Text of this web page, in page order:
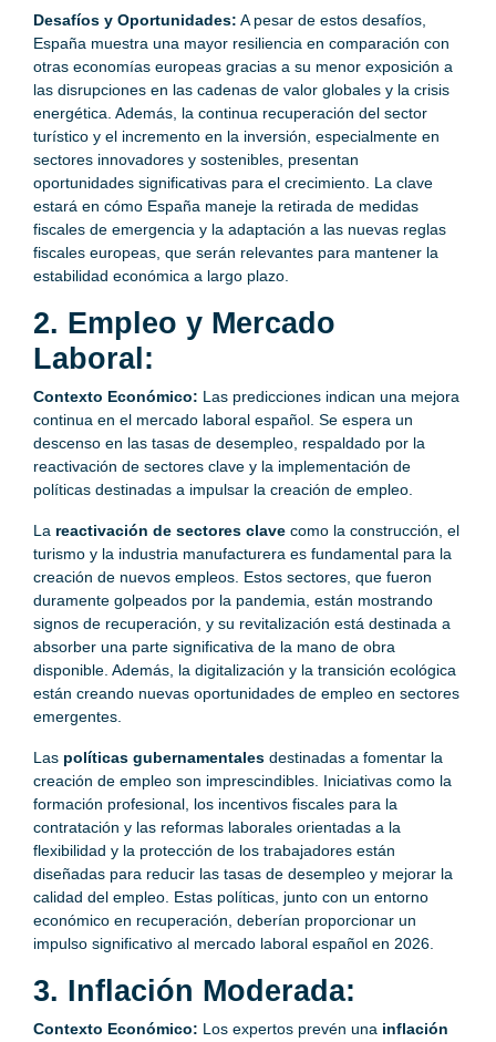
Desafíos y Oportunidades: A pesar de estos desafíos,
España muestra una mayor resiliencia en comparación con
otras economías europeas gracias a su menor exposición a
las disrupciones en las cadenas de valor globales y la crisis
energética. Además, la continua recuperación del sector
turístico y el incremento en la inversión, especialmente en
sectores innovadores y sostenibles, presentan
oportunidades significativas para el crecimiento. La clave
estará en cómo España maneje la retirada de medidas
fiscales de emergencia y la adaptación a las nuevas reglas
fiscales europeas, que serán relevantes para mantener la
estabilidad económica a largo plazo.
2. Empleo y Mercado
Laboral:
Contexto Económico: Las predicciones indican una mejora
continua en el mercado laboral español. Se espera un
descenso en las tasas de desempleo, respaldado por la
reactivación de sectores clave y la implementación de
políticas destinadas a impulsar la creación de empleo.
La reactivación de sectores clave como la construcción, el
turismo y la industria manufacturera es fundamental para la
creación de nuevos empleos. Estos sectores, que fueron
duramente golpeados por la pandemia, están mostrando
signos de recuperación, y su revitalización está destinada a
absorber una parte significativa de la mano de obra
disponible. Además, la digitalización y la transición ecológica
están creando nuevas oportunidades de empleo en sectores
emergentes.
Las políticas gubernamentales destinadas a fomentar la
creación de empleo son imprescindibles. Iniciativas como la
formación profesional, los incentivos fiscales para la
contratación y las reformas laborales orientadas a la
flexibilidad y la protección de los trabajadores están
diseñadas para reducir las tasas de desempleo y mejorar la
calidad del empleo. Estas políticas, junto con un entorno
económico en recuperación, deberían proporcionar un
impulso significativo al mercado laboral español en 2026.
3. Inflación Moderada:
Contexto Económico: Los expertos prevén una inflación